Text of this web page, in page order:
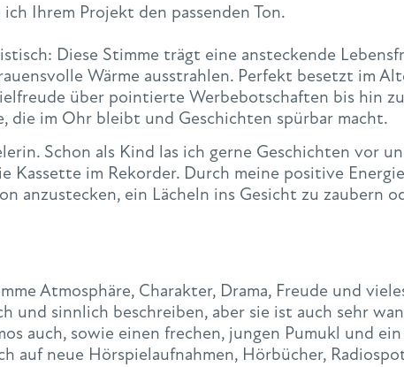
Ihrem Projekt den passenden Ton.
Diese Stimme trägt eine ansteckende
Wärme ausstrahlen. Perfekt besetzt im
über pointierte Werbebotschaften bis hin
die im Ohr bleibt und Geschichten spürbar macht.
Schon als Kind las ich gerne Geschichten vor
Kassette im Rekorder. Durch meine positive
anzustecken, ein Lächeln ins Gesicht zu zaubern
Atmosphäre, Charakter, Drama, Freude und
und sinnlich beschreiben, aber sie ist auch sehr
auch, sowie einen frechen, jungen Pumukl und
auf neue Hörspielaufnahmen, Hörbücher,